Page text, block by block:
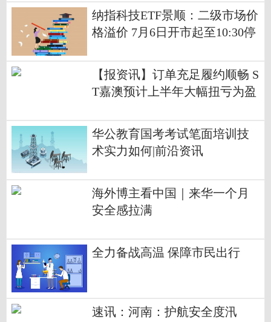
式指数证券投资基金实施基金
份额拆分并调整最小申购、赎
回单位及相关业务安排的公告-
纳指科技ETF景顺：二级市场价
格溢价 7月6日开市起至10:30停
【报资讯】订单充足履约顺畅 S
T嘉澳预计上半年大幅扭亏为盈
华公教育国考考试笔面培训技
术实力如何|前沿资讯
海外博主看中国｜来华一个月
安全感拉满
全力备战高温 保障市民出行
速讯：河南：护航安全度汛